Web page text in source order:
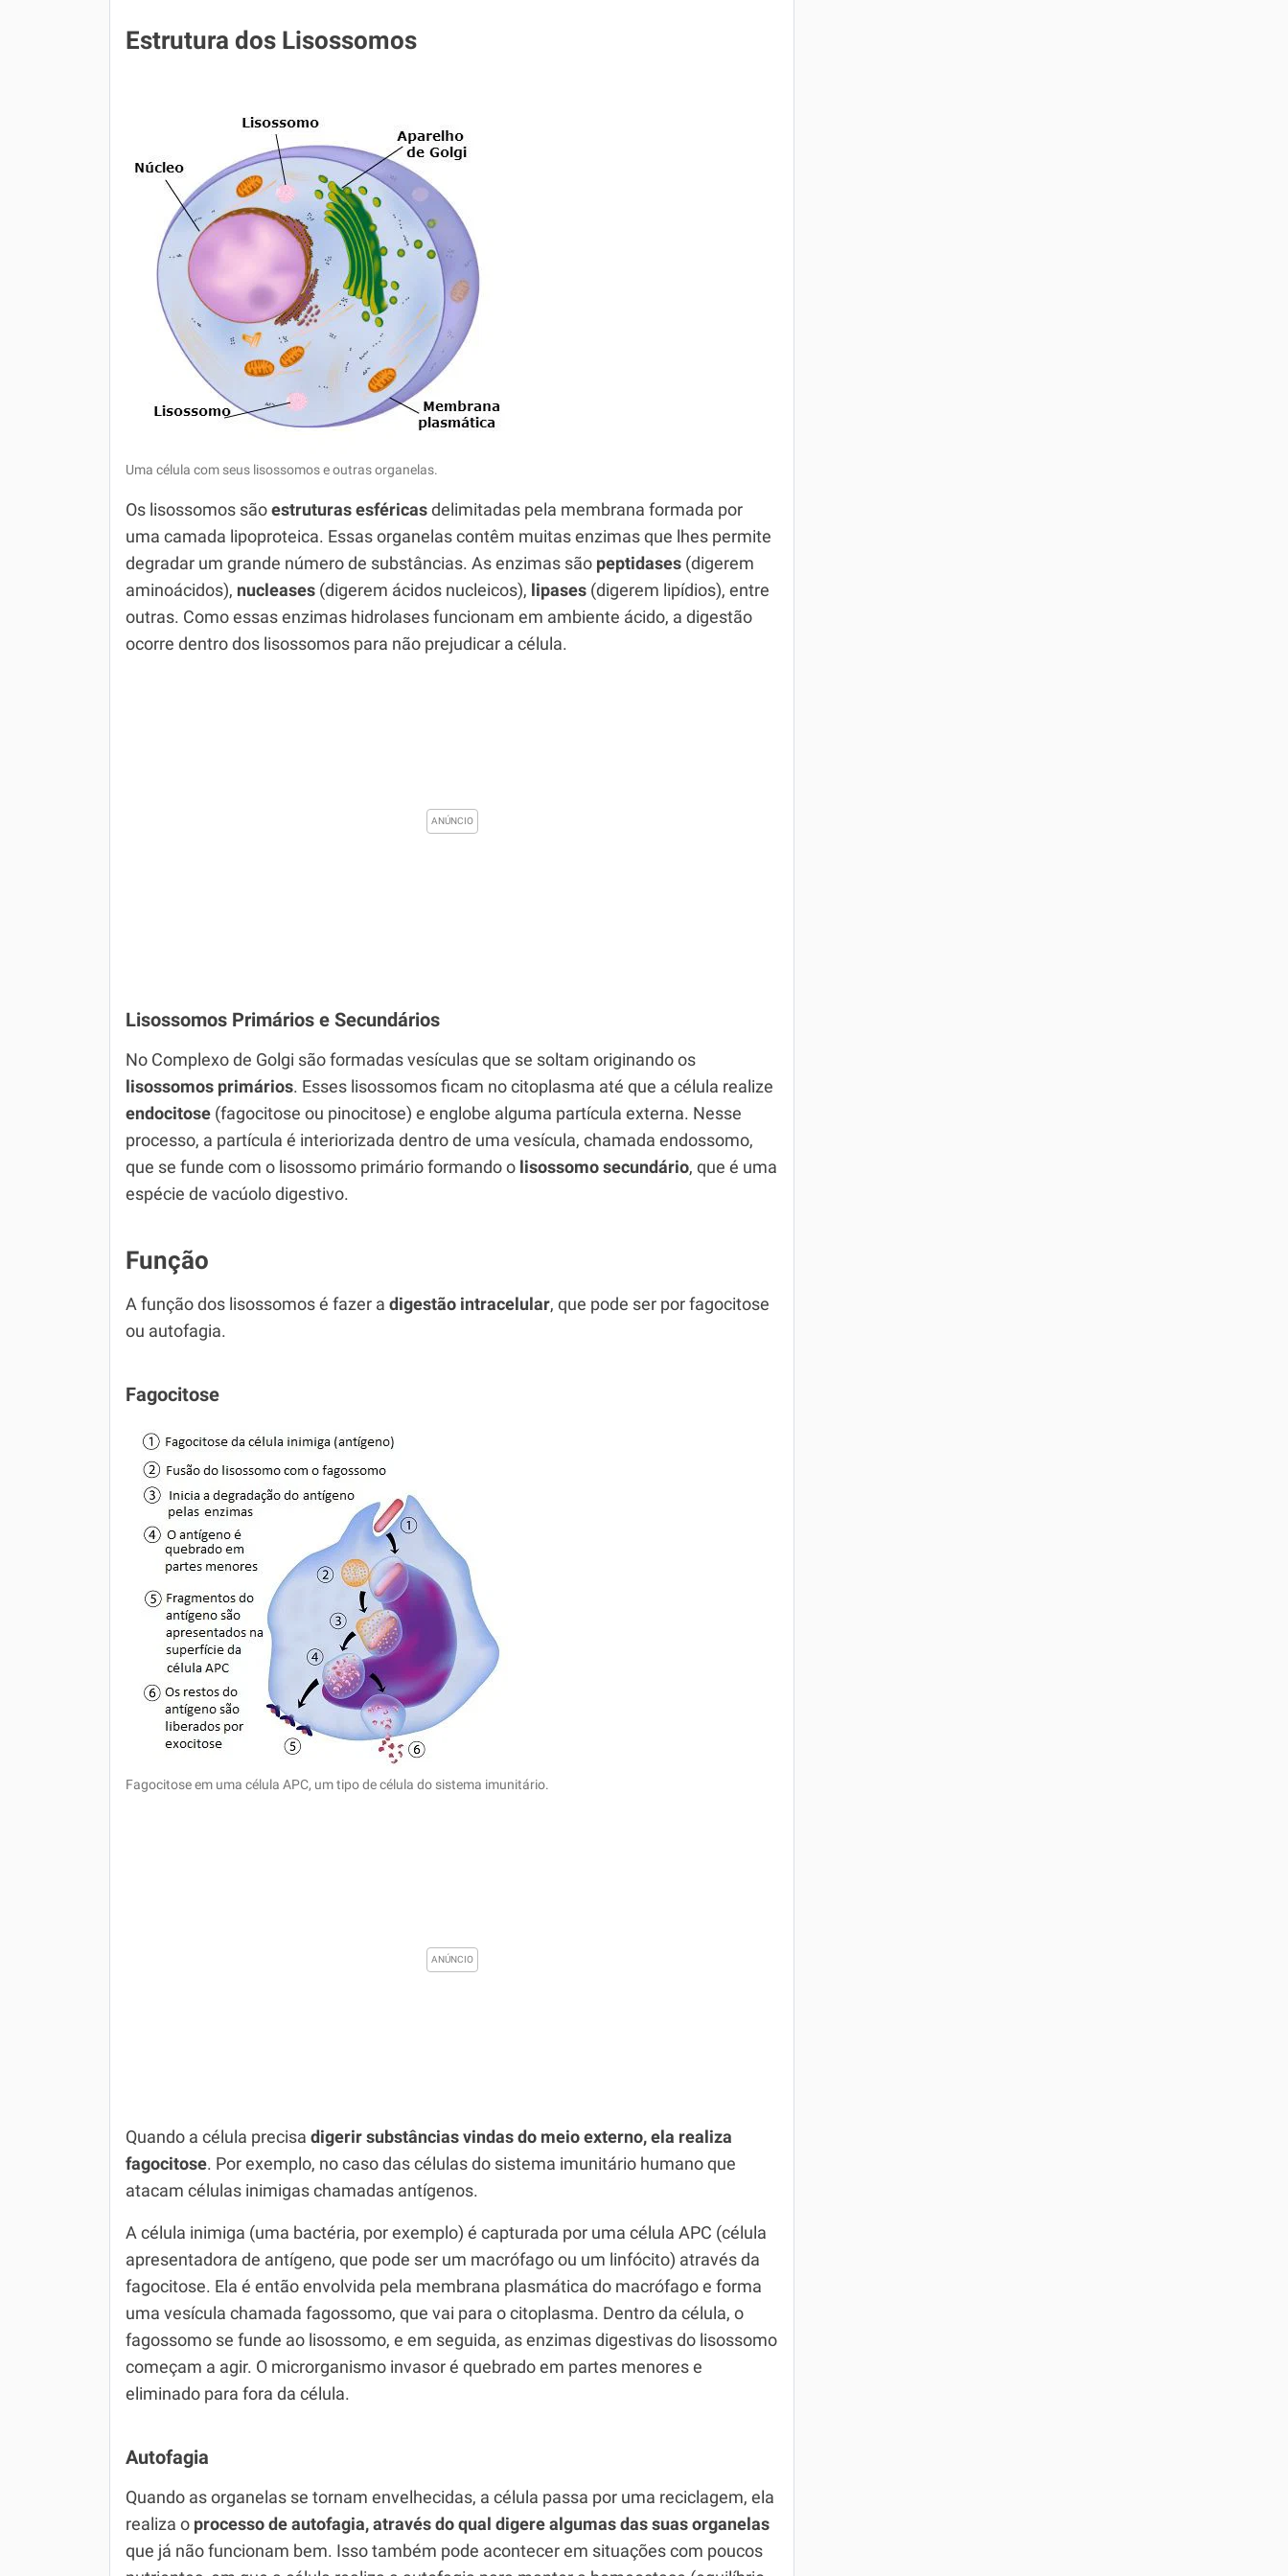
Estrutura dos Lisossomos
Uma célula com seus lisossomos e outras organelas.
Os lisossomos são estruturas esféricas delimitadas pela membrana formada por
uma camada lipoproteica. Essas organelas contêm muitas enzimas que lhes permite
degradar um grande número de substâncias. As enzimas são peptidases (digerem
aminoácidos), nucleases (digerem ácidos nucleicos), lipases (digerem lipídios), entre
outras. Como essas enzimas hidrolases funcionam em ambiente ácido, a digestão
ocorre dentro dos lisossomos para não prejudicar a célula.
Lisossomos Primários e Secundários
No Complexo de Golgi são formadas vesículas que se soltam originando os
lisossomos primários. Esses lisossomos ficam no citoplasma até que a célula realize
endocitose (fagocitose ou pinocitose) e englobe alguma partícula externa. Nesse
processo, a partícula é interiorizada dentro de uma vesícula, chamada endossomo,
que se funde com o lisossomo primário formando o lisossomo secundário, que é uma
espécie de vacúolo digestivo.
Função
A função dos lisossomos é fazer a digestão intracelular, que pode ser por fagocitose
ou autofagia.
Fagocitose
Fagocitose em uma célula APC, um tipo de célula do sistema imunitário.
Quando a célula precisa digerir substâncias vindas do meio externo, ela realiza
fagocitose. Por exemplo, no caso das células do sistema imunitário humano que
atacam células inimigas chamadas antígenos.
A célula inimiga (uma bactéria, por exemplo) é capturada por uma célula APC (célula
apresentadora de antígeno, que pode ser um macrófago ou um linfócito) através da
fagocitose. Ela é então envolvida pela membrana plasmática do macrófago e forma
uma vesícula chamada fagossomo, que vai para o citoplasma. Dentro da célula, o
fagossomo se funde ao lisossomo, e em seguida, as enzimas digestivas do lisossomo
começam a agir. O microrganismo invasor é quebrado em partes menores e
eliminado para fora da célula.
Autofagia
Quando as organelas se tornam envelhecidas, a célula passa por uma reciclagem, ela
realiza o processo de autofagia, através do qual digere algumas das suas organelas
que já não funcionam bem. Isso também pode acontecer em situações com poucos